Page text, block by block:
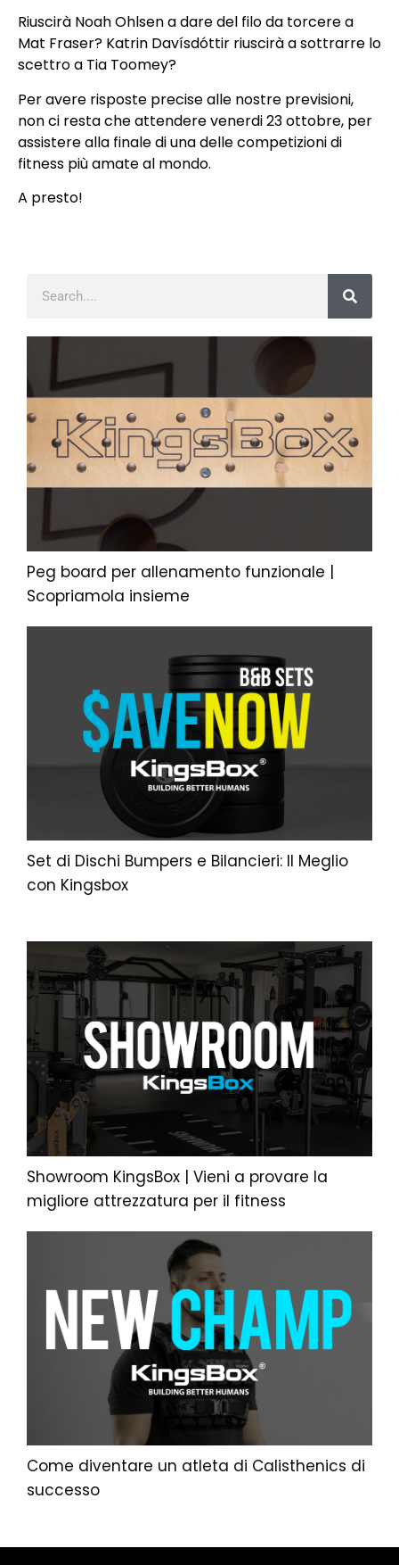
Riuscirà Noah Ohlsen a dare del filo da torcere a
Mat Fraser? Katrin Davísdóttir riuscirà a sottrarre lo
scettro a Tia Toomey?
Per avere risposte precise alle nostre previsioni,
non ci resta che attendere venerdi 23 ottobre, per
assistere alla finale di una delle competizioni di
fitness più amate al mondo.
A presto!
Peg board per allenamento funzionale |
Scopriamola insieme
Set di Dischi Bumpers e Bilancieri: Il Meglio
con Kingsbox
Showroom KingsBox | Vieni a provare la
migliore attrezzatura per il fitness
Come diventare un atleta di Calisthenics di
successo